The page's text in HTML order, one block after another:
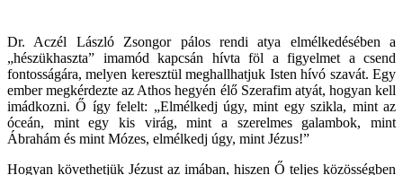
Dr. Aczél László Zsongor pálos rendi atya elmélkedésében a
„hészükhaszta” imamód kapcsán hívta föl a figyelmet a csend
fontosságára, melyen keresztül meghallhatjuk Isten hívó szavát. Egy
ember megkérdezte az Athos hegyén élő Szerafim atyát, hogyan kell
imádkozni. Ő így felelt: „Elmélkedj úgy, mint egy szikla, mint az
óceán, mint egy kis virág, mint a szerelmes galambok, mint
Ábrahám és mint Mózes, elmélkedj úgy, mint Jézus!”
Hogyan követhetjük Jézust az imában, hiszen Ő teljes közösségben